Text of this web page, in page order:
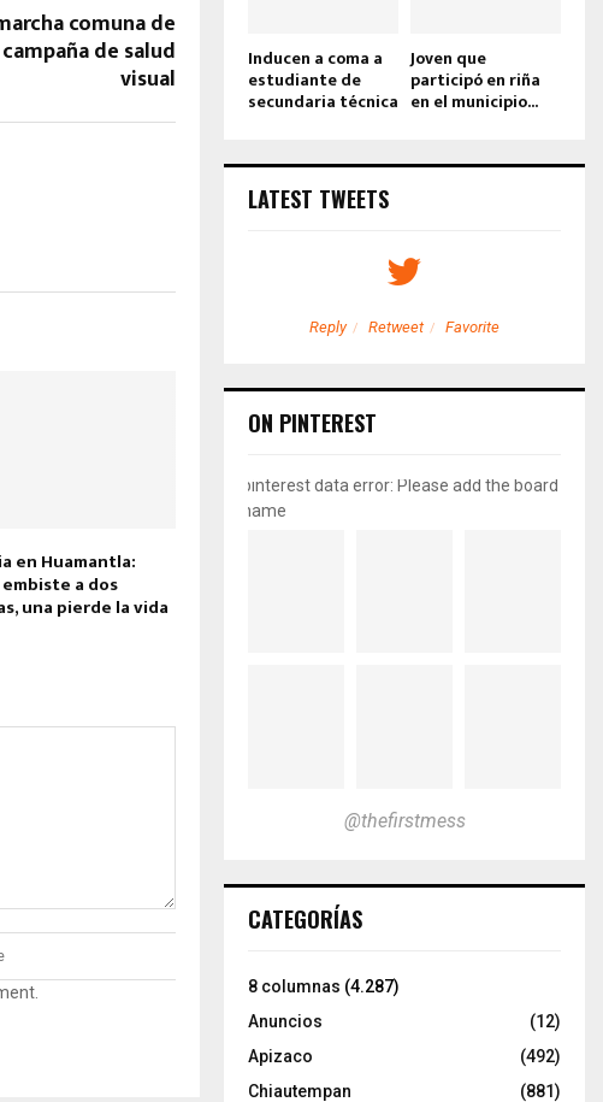
comuna de
de salud
visual
en Huamantla:
a dos
una pierde la vida
Inducen a coma a
estudiante de
secundaria técnica
Joven que
participó en riña
en el municipio...
LATEST TWEETS
Reply Retweet Favorite
ON PINTEREST
pinterest data error: Please add the board
name
@thefirstmess
CATEGORÍAS
8 columnas (4.287)
Anuncios
(12)
Apizaco
(492)
Chiautempan
(881)